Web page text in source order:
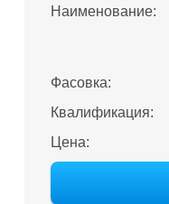
Наименование:
Фасовка:
Квалификация:
Цена: